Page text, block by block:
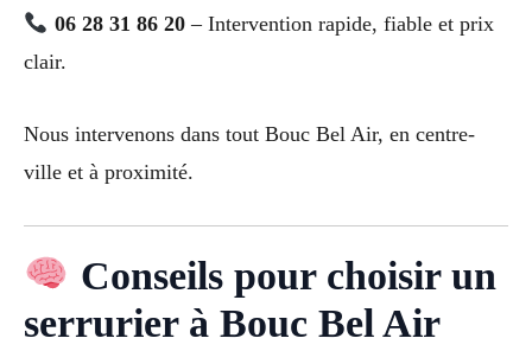
06 28 31 86 20– Intervention rapide, fiable et prix
clair.
Nous intervenons dans tout Bouc Bel Air, en centre-
ville et à proximité.
Conseils pour choisir un
serrurier à Bouc Bel Air